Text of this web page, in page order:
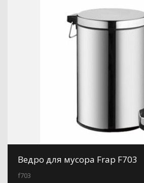
Ведро для мусора Frap F703
f703